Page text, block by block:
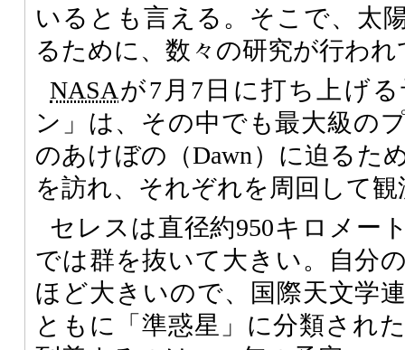
いるとも言える。そこで、太
るために、数々の研究が行わ
NASAが7月7日に打ち上げ
ン」は、その中でも最大級の
のあけぼの（Dawn）に迫るた
を訪れ、それぞれを周回して
セレスは直径約950キロメー
では群を抜いて大きい。自分
ほど大きいので、国際天文学
ともに「準惑星」に分類され